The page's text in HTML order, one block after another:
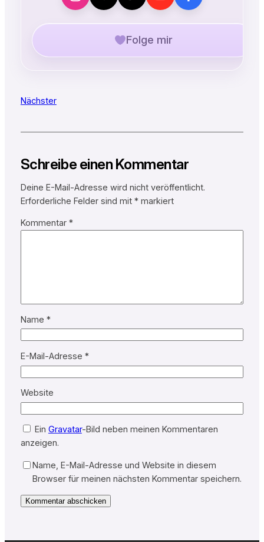
Folge mir
Nächster
Schreibe einen Kommentar
Deine E-Mail-Adresse wird nicht veröffentlicht.
Erforderliche Felder sind mit *markiert
Kommentar *
Name *
E-Mail-Adresse *
Website
Ein Gravatar-Bild neben meinen Kommentaren
anzeigen.
Name, E-Mail-Adresse und Website in diesem
Browser für meinen nächsten Kommentar speichern.